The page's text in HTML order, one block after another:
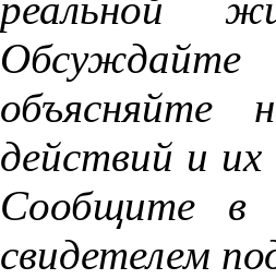
объясняйте
действий и
Сообщите в
свидетелем